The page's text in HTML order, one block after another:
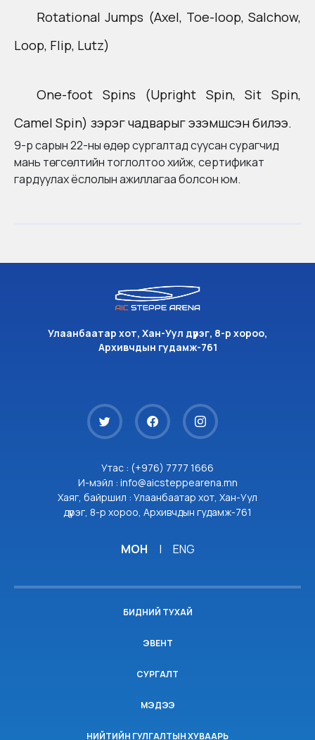
Rotational Jumps ​(Axel, Toe-loop, Salchow,
Loop, Flip, Lutz)​
One-foot Spins ​(Upright Spin, Sit Spin,
Camel Spin) зэрэг чадварыг эзэмшсэн билээ.​
9-р сарын 22-ны өдөр сургалтад суусан сурагчид
мань төгсөлтийн тоглолтоо хийж, сертификат
гардуулах ёслолын ажиллагаа болсон юм.
Улаанбаатар хот, Хан-Уул дүүрэг, 8-р хороо,
Архивчдын гудамж-761
Утас : (+976) 7777 1666
И-мэйл : info@aicsteppearena.mn
Хаяг, байршил : Улаанбаатар хот, Хан-Уул
дүүрэг, 8-р хороо, Архивчдын гудамж-761
МОН | ENG
БИДНИЙ ТУХАЙ
ЭВЕНТ
СУРГАЛТ
МЭДЭЭ
НИЙТИЙН ГУЛГАЛТЫН ХУВААРЬ